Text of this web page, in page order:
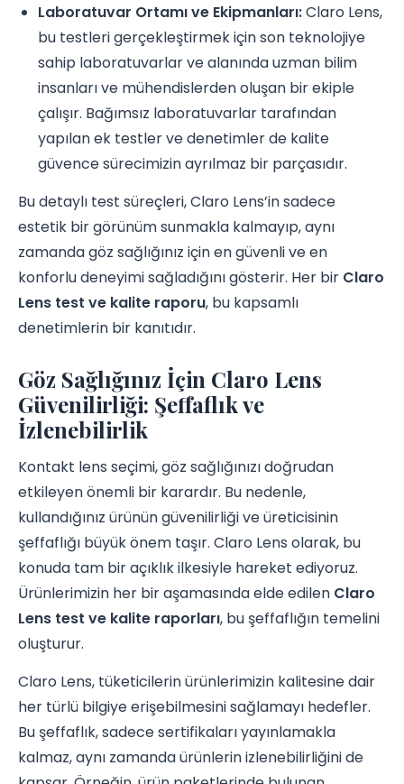
Laboratuvar Ortamı ve Ekipmanları:Claro Lens,
bu testleri gerçekleştirmek için son teknolojiye
sahip laboratuvarlar ve alanında uzman bilim
insanları ve mühendislerden oluşan bir ekiple
çalışır. Bağımsız laboratuvarlar tarafından
yapılan ek testler ve denetimler de kalite
güvence sürecimizin ayrılmaz bir parçasıdır.
Bu detaylı test süreçleri, Claro Lens’in sadece
estetik bir görünüm sunmakla kalmayıp, aynı
zamanda göz sağlığınız için en güvenli ve en
konforlu deneyimi sağladığını gösterir. Her bir Claro
Lens test ve kalite raporu, bu kapsamlı
denetimlerin bir kanıtıdır.
Göz Sağlığınız İçin Claro Lens
Güvenilirliği: Şeffaflık ve
İzlenebilirlik
Kontakt lens seçimi, göz sağlığınızı doğrudan
etkileyen önemli bir karardır. Bu nedenle,
kullandığınız ürünün güvenilirliği ve üreticisinin
şeffaflığı büyük önem taşır. Claro Lens olarak, bu
konuda tam bir açıklık ilkesiyle hareket ediyoruz.
Ürünlerimizin her bir aşamasında elde edilen Claro
Lens test ve kalite raporları, bu şeffaflığın temelini
oluşturur.
Claro Lens, tüketicilerin ürünlerimizin kalitesine dair
her türlü bilgiye erişebilmesini sağlamayı hedefler.
Bu şeffaflık, sadece sertifikaları yayınlamakla
kalmaz, aynı zamanda ürünlerin izlenebilirliğini de